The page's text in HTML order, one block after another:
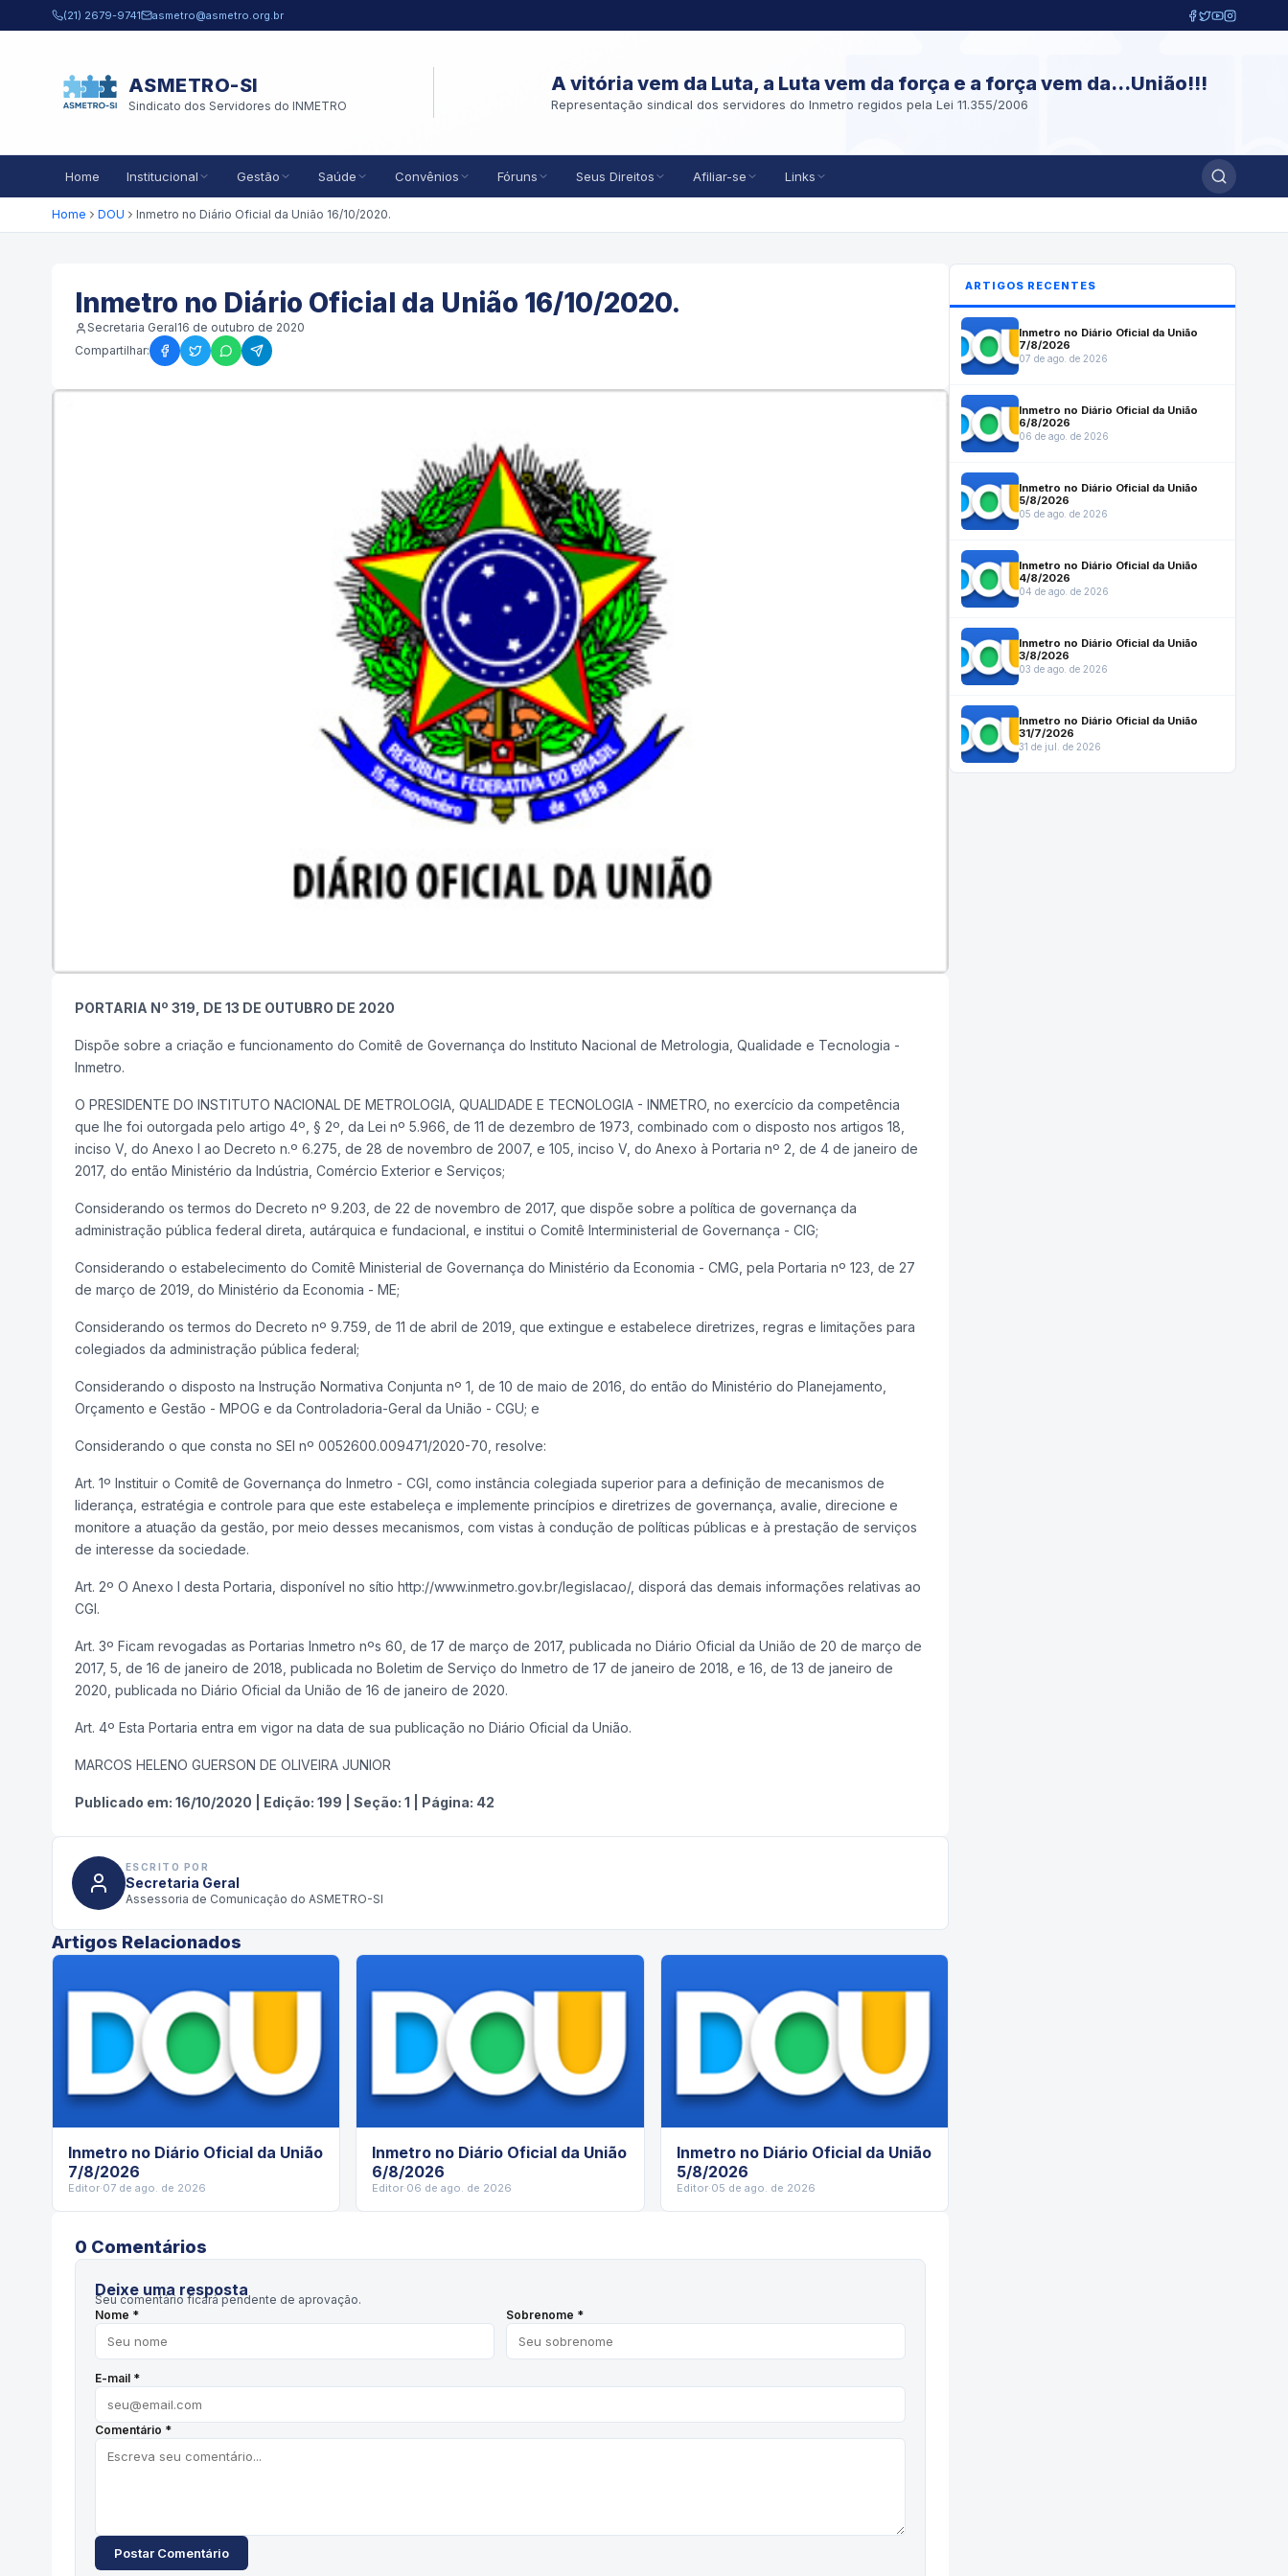
Pular para o conteúdo principal
(21) 2679-9741 asmetro@asmetro.org.br
ASMETRO-SI
Sindicato dos Servidores do INMETRO
A vitória vem da Luta, a Luta vem da força e a força vem da...União!!!
Representação sindical dos servidores do Inmetro regidos pela Lei 11.355/2006
Home Institucional Gestão Saúde Convênios Fóruns Seus Direitos Afiliar-se Links
Home DOU Inmetro no Diário Oficial da União 16/10/2020.
Inmetro no Diário Oficial da União 16/10/2020.
Secretaria Geral16 de outubro de 2020
Compartilhar:
PORTARIA Nº 319, DE 13 DE OUTUBRO DE 2020
Dispõe sobre a criação e funcionamento do Comitê de Governança do Instituto Nacional de Metrologia, Qualidade e Tecnologia -
Inmetro.
O PRESIDENTE DO INSTITUTO NACIONAL DE METROLOGIA, QUALIDADE E TECNOLOGIA - INMETRO, no exercício da competência
que lhe foi outorgada pelo artigo 4º, § 2º, da Lei nº 5.966, de 11 de dezembro de 1973, combinado com o disposto nos artigos 18,
inciso V, do Anexo I ao Decreto n.º 6.275, de 28 de novembro de 2007, e 105, inciso V, do Anexo à Portaria nº 2, de 4 de janeiro de
2017, do então Ministério da Indústria, Comércio Exterior e Serviços;
Considerando os termos do Decreto nº 9.203, de 22 de novembro de 2017, que dispõe sobre a política de governança da
administração pública federal direta, autárquica e fundacional, e institui o Comitê Interministerial de Governança - CIG;
Considerando o estabelecimento do Comitê Ministerial de Governança do Ministério da Economia - CMG, pela Portaria nº 123, de 27
de março de 2019, do Ministério da Economia - ME;
Considerando os termos do Decreto nº 9.759, de 11 de abril de 2019, que extingue e estabelece diretrizes, regras e limitações para
colegiados da administração pública federal;
Considerando o disposto na Instrução Normativa Conjunta nº 1, de 10 de maio de 2016, do então do Ministério do Planejamento,
Orçamento e Gestão - MPOG e da Controladoria-Geral da União - CGU; e
Considerando o que consta no SEI nº 0052600.009471/2020-70, resolve:
Art. 1º Instituir o Comitê de Governança do Inmetro - CGI, como instância colegiada superior para a definição de mecanismos de
liderança, estratégia e controle para que este estabeleça e implemente princípios e diretrizes de governança, avalie, direcione e
monitore a atuação da gestão, por meio desses mecanismos, com vistas à condução de políticas públicas e à prestação de serviços
de interesse da sociedade.
Art. 2º O Anexo I desta Portaria, disponível no sítio http://www.inmetro.gov.br/legislacao/, disporá das demais informações relativas ao
CGI.
Art. 3º Ficam revogadas as Portarias Inmetro nºs 60, de 17 de março de 2017, publicada no Diário Oficial da União de 20 de março de
2017, 5, de 16 de janeiro de 2018, publicada no Boletim de Serviço do Inmetro de 17 de janeiro de 2018, e 16, de 13 de janeiro de
2020, publicada no Diário Oficial da União de 16 de janeiro de 2020.
Art. 4º Esta Portaria entra em vigor na data de sua publicação no Diário Oficial da União.
MARCOS HELENO GUERSON DE OLIVEIRA JUNIOR
Publicado em: 16/10/2020 Edição: 199 Seção: 1 Página: 42
ESCRITO POR
Secretaria Geral
Assessoria de Comunicação do ASMETRO-SI
Artigos Relacionados
Inmetro no Diário Oficial da União
7/8/2026
Editor·07 de ago. de 2026
Inmetro no Diário Oficial da União
6/8/2026
Editor·06 de ago. de 2026
Inmetro no Diário Oficial da União
5/8/2026
Editor·05 de ago. de 2026
0 Comentários
Deixe uma resposta
Seu comentário ficará pendente de aprovação.
Nome *
Sobrenome *
E-mail *
Comentário *
Postar Comentário
ARTIGOS RECENTES
Inmetro no Diário Oficial da União
7/8/2026
07 de ago. de 2026
Inmetro no Diário Oficial da União
6/8/2026
06 de ago. de 2026
Inmetro no Diário Oficial da União
5/8/2026
05 de ago. de 2026
Inmetro no Diário Oficial da União
4/8/2026
04 de ago. de 2026
Inmetro no Diário Oficial da União
3/8/2026
03 de ago. de 2026
Inmetro no Diário Oficial da União
31/7/2026
31 de jul. de 2026